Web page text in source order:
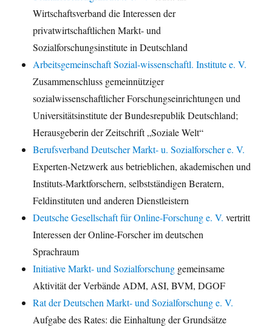
Wirtschaftsverband die Interessen der
privatwirtschaftlichen Markt- und
Sozialforschungsinstitute in Deutschland
Arbeitsgemeinschaft Sozial-wissenschaftl. Institute e. V.
Zusammenschluss gemeinnütziger
sozialwissenschaftlicher Forschungseinrichtungen und
Universitätsinstitute der Bundesrepublik Deutschland;
Herausgeberin der Zeitschrift „Soziale Welt“
Berufsverband Deutscher Markt- u. Sozialforscher e. V.
Experten-Netzwerk aus betrieblichen, akademischen und
Instituts-Marktforschern, selbstständigen Beratern,
Feldinstituten und anderen Dienstleistern
Deutsche Gesellschaft für Online-Forschung e. V. vertritt
Interessen der Online-Forscher im deutschen
Sprachraum
Initiative Markt- und Sozialforschung gemeinsame
Aktivität der Verbände ADM, ASI, BVM, DGOF
Rat der Deutschen Markt- und Sozialforschung e. V.
Aufgabe des Rates: die Einhaltung der Grundsätze